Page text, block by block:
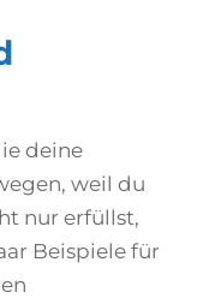
deine
weil du
nur erfüllst,
Beispiele für